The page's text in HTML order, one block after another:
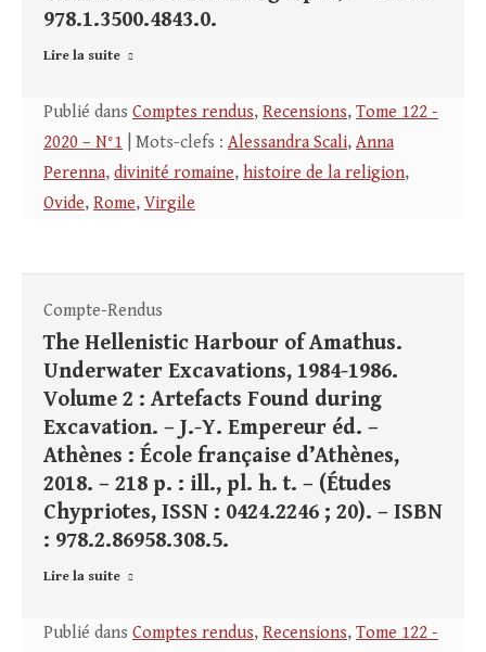
978.1.3500.4843.0.
Lire la suite
Publié dans Comptes rendus, Recensions, Tome 122 -
2020 – N°1 | Mots-clefs : Alessandra Scali, Anna
Perenna, divinité romaine, histoire de la religion,
Ovide, Rome, Virgile
Compte-Rendus
The Hellenistic Harbour of Amathus.
Underwater Excavations, 1984-1986.
Volume 2 : Artefacts Found during
Excavation. – J.-Y. Empereur éd. –
Athènes : École française d’Athènes,
2018. – 218 p. : ill., pl. h. t. – (Études
Chypriotes, ISSN : 0424.2246 ; 20). – ISBN
: 978.2.86958.308.5.
Lire la suite
Publié dans Comptes rendus, Recensions, Tome 122 -